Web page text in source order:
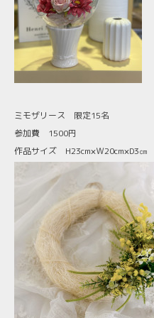
ミモザリース 限定15名
参加費 1500円
作品サイズ H23cm×Ｗ20cm×D3㎝